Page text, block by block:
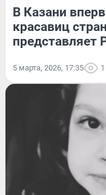
В Казани
красавиц
представляет
5 марта, 2026, 17:35